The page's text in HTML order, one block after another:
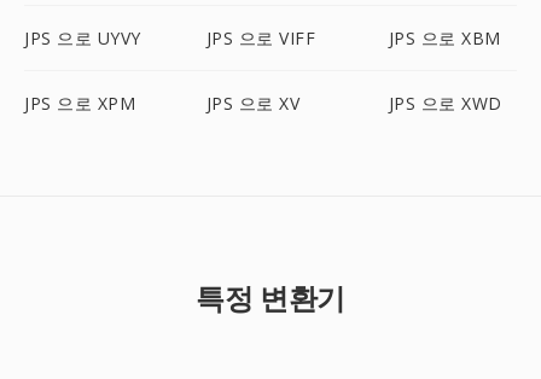
JPS 으로 UYVY JPS 으로 VIFF JPS 으로 XBM
JPS 으로 XPM JPS 으로 XV JPS 으로 XWD
특정 변환기